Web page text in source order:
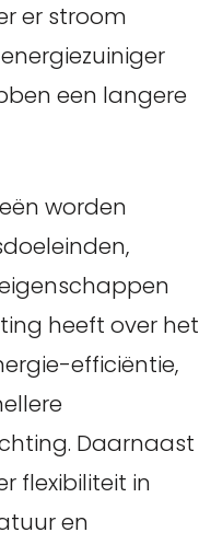
er stroom
een langere
worden
heeft over het
efficiëntie,
Daarnaast
flexibiliteit in
en